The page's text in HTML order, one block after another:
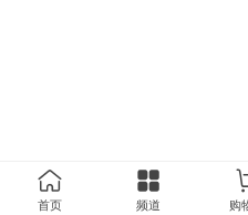
首页 频道 购